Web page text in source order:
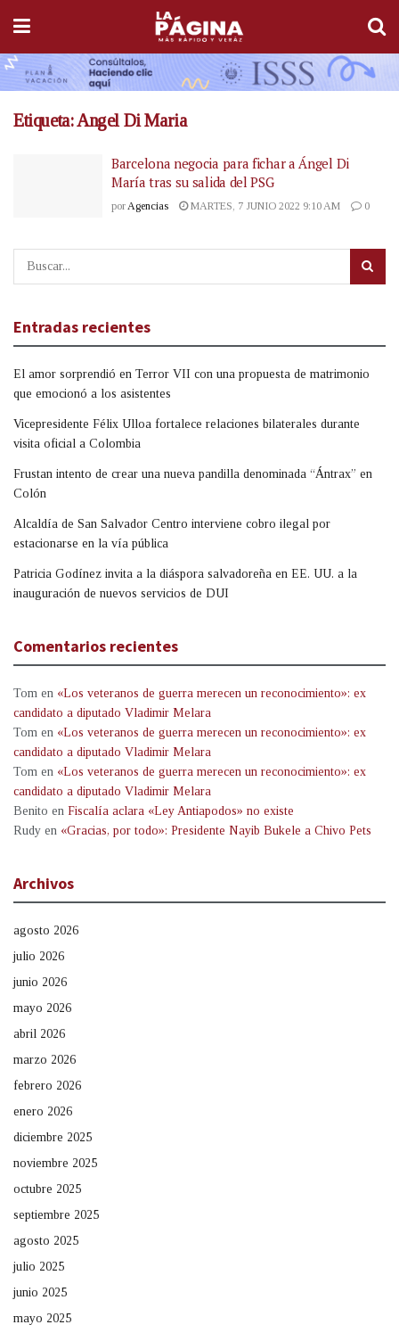
Etiqueta:Angel Di Maria
Barcelona negocia para fichar a Ángel Di
María tras su salida del PSG
por Agencias MARTES, 7 JUNIO 2022 9:10 AM 0
Entradas recientes
El amor sorprendió en Terror VII con una propuesta de matrimonio
que emocionó a los asistentes
Vicepresidente Félix Ulloa fortalece relaciones bilaterales durante
visita oficial a Colombia
Frustan intento de crear una nueva pandilla denominada “Ántrax” en
Colón
Alcaldía de San Salvador Centro interviene cobro ilegal por
estacionarse en la vía pública
Patricia Godínez invita a la diáspora salvadoreña en EE. UU. a la
inauguración de nuevos servicios de DUI
Comentarios recientes
Tom en «Los veteranos de guerra merecen un reconocimiento»: ex
candidato a diputado Vladimir Melara
Tom en «Los veteranos de guerra merecen un reconocimiento»: ex
candidato a diputado Vladimir Melara
Tom en «Los veteranos de guerra merecen un reconocimiento»: ex
candidato a diputado Vladimir Melara
Benito en Fiscalía aclara «Ley Antiapodos» no existe
Rudy en «Gracias, por todo»: Presidente Nayib Bukele a Chivo Pets
Archivos
agosto 2026
julio 2026
junio 2026
mayo 2026
abril 2026
marzo 2026
febrero 2026
enero 2026
diciembre 2025
noviembre 2025
octubre 2025
septiembre 2025
agosto 2025
julio 2025
junio 2025
mayo 2025